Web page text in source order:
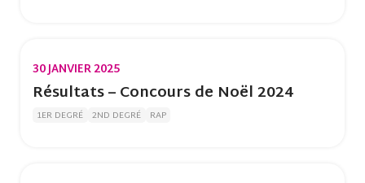
30 JANVIER 2025
Résultats – Concours de Noël 2024
1ER DEGRÉ 2ND DEGRÉ RAP